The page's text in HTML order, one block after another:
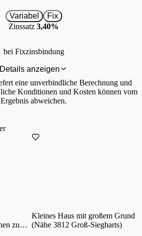
Variabel
Fix
Zinssatz 3,40%
bei Fixzinsbindung
Details anzeigen
eine unverbindliche Berechnung und
Konditionen und Kosten können vom
Ergebnis abweichen.
zu
Kleines Haus mit großem Grund
(Nähe 3812 Groß-Siegharts)